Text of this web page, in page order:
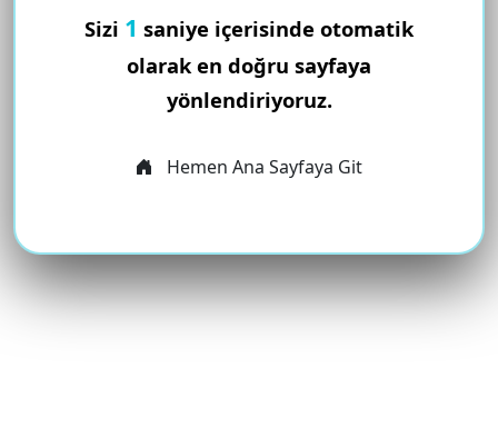
Sizi 1 saniye içerisinde otomatik
olarak en doğru sayfaya
yönlendiriyoruz.
Hemen Ana Sayfaya Git